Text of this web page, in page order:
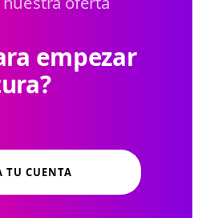
empezar
TU CUENTA